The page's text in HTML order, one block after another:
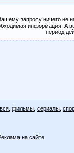
запросу ничего не
информация. А
период
вся фильмы сериалы
на сайте